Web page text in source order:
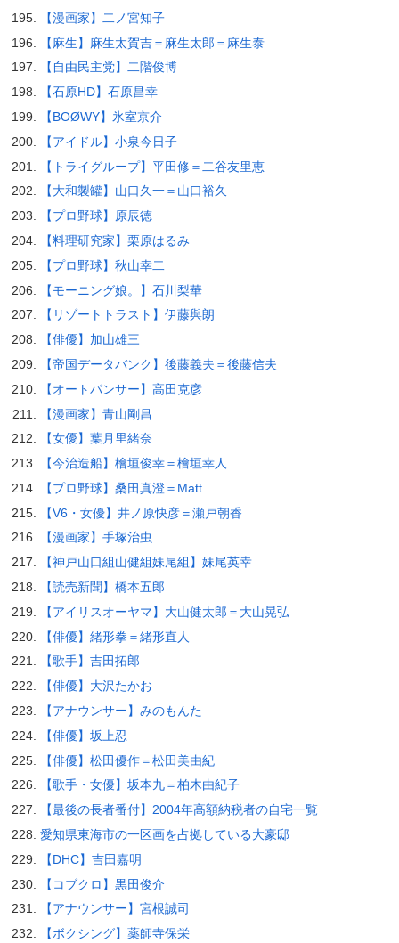
【漫画家】二ノ宮知子
【麻生】麻生太賀吉＝麻生太郎＝麻生泰
【自由民主党】二階俊博
【石原HD】石原昌幸
【BOØWY】氷室京介
【アイドル】小泉今日子
【トライグループ】平田修＝二谷友里恵
【大和製罐】山口久一＝山口裕久
【プロ野球】原辰徳
【料理研究家】栗原はるみ
【プロ野球】秋山幸二
【モーニング娘。】石川梨華
【リゾートトラスト】伊藤與朗
【俳優】加山雄三
【帝国データバンク】後藤義夫＝後藤信夫
【オートパンサー】高田克彦
【漫画家】青山剛昌
【女優】葉月里緒奈
【今治造船】檜垣俊幸＝檜垣幸人
【プロ野球】桑田真澄＝Matt
【V6・女優】井ノ原快彦＝瀬戸朝香
【漫画家】手塚治虫
【神戸山口組山健組妹尾組】妹尾英幸
【読売新聞】橋本五郎
【アイリスオーヤマ】大山健太郎＝大山晃弘
【俳優】緒形拳＝緒形直人
【歌手】吉田拓郎
【俳優】大沢たかお
【アナウンサー】みのもんた
【俳優】坂上忍
【俳優】松田優作＝松田美由紀
【歌手・女優】坂本九＝柏木由紀子
【最後の長者番付】2004年高額納税者の自宅一覧
愛知県東海市の一区画を占拠している大豪邸
【DHC】吉田嘉明
【コブクロ】黒田俊介
【アナウンサー】宮根誠司
【ボクシング】薬師寺保栄